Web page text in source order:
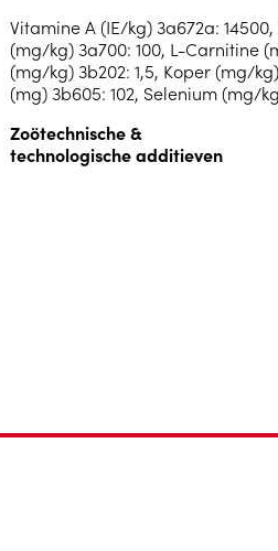
Vitamine A (IE/kg) 3a672a:
(mg/kg) 3a700: 100, L-Carnitine
(mg/kg) 3b202: 1,5, Koper (mg/
(mg) 3b605: 102, Selenium (mg/
Zoötechnische &
technologische additieven